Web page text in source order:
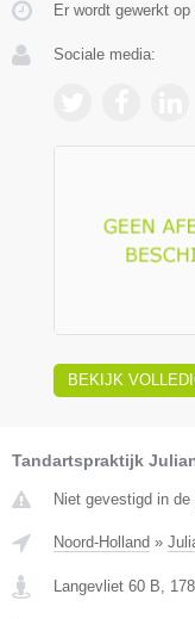
Er wordt gewerkt
Sociale media:
BEKIJK
Tandartspraktijk
Niet gevestigd in
Noord-Holland »
Langevliet 60 B